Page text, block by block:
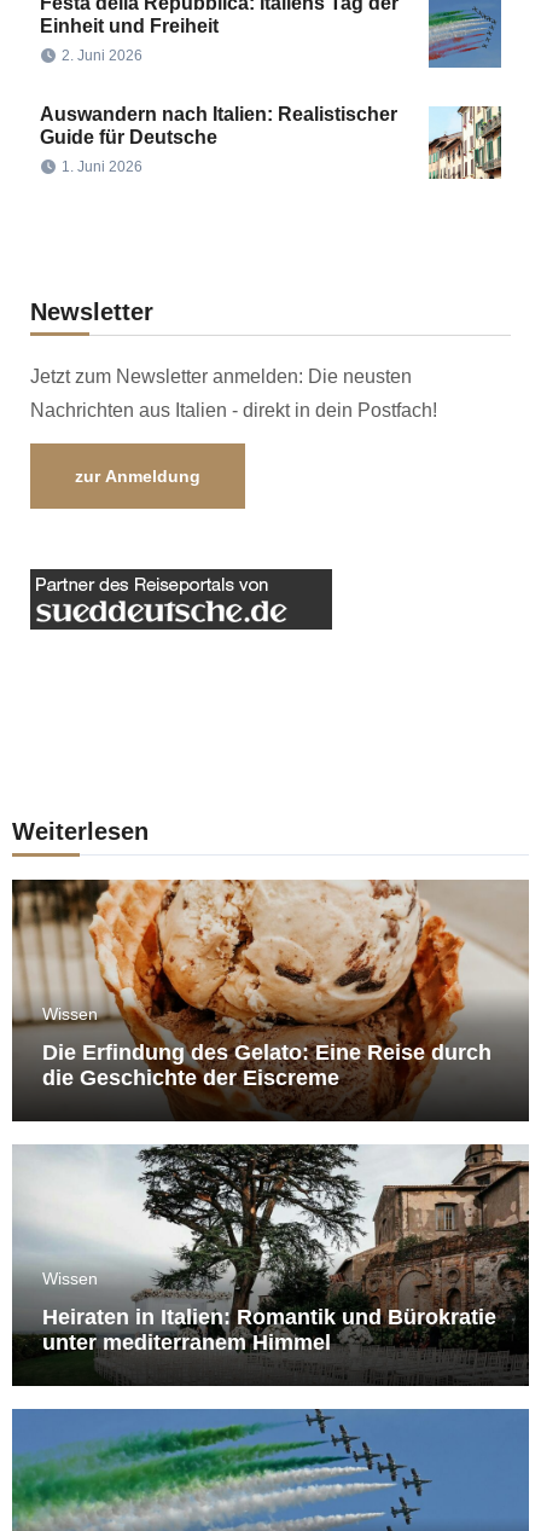
Einheit und Freiheit
2. Juni 2026
Auswandern nach Italien: Realistischer
Guide für Deutsche
1. Juni 2026
Newsletter
Jetzt zum Newsletter anmelden: Die neusten
Nachrichten aus Italien - direkt in dein Postfach!
zur Anmeldung
Weiterlesen
Wissen
Die Erfindung des Gelato: Eine Reise durch
die Geschichte der Eiscreme
Wissen
Heiraten in Italien: Romantik und Bürokratie
unter mediterranem Himmel